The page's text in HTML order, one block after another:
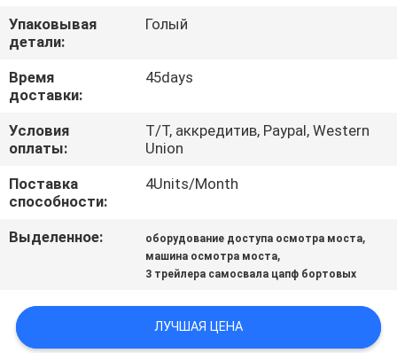
СВЯЖИТЕСЬ
МЫ
НОВОСТИ
СПРОСИТЕ
ЦИТАТУ
КАРТА
ПОЛИТИКА
Упаковывая
детали:
Голый
Время
доставки:
45days
Условия
оплаты:
T/T, аккредитив, Paypal, Western
Union
Поставка
способности:
4Units/Month
Выделенное: оборудование доступа осмотра моста,
машина осмотра моста,
3 трейлера самосвала цапф бортовых
ЛУЧШАЯ ЦЕНА